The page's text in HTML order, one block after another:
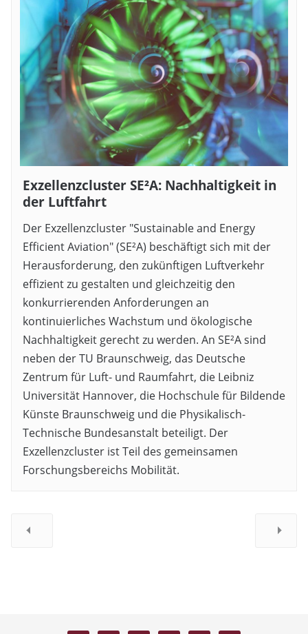
Exzellenzcluster SE²A: Nachhaltigkeit in
der Luftfahrt
Der Exzellenzcluster "Sustainable and Energy
Efficient Aviation" (SE²A) beschäftigt sich mit der
Herausforderung, den zukünftigen Luftverkehr
effizient zu gestalten und gleichzeitig den
konkurrierenden Anforderungen an
kontinuierliches Wachstum und ökologische
Nachhaltigkeit gerecht zu werden. An SE²A sind
neben der TU Braunschweig, das Deutsche
Zentrum für Luft- und Raumfahrt, die Leibniz
Universität Hannover, die Hochschule für Bildende
Künste Braunschweig und die Physikalisch-
Technische Bundesanstalt beteiligt. Der
Exzellenzcluster ist Teil des gemeinsamen
Forschungsbereichs Mobilität.